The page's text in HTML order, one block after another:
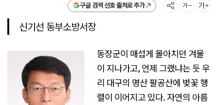
구글 검색 선호 출처로 추가
신기선 동부소방서장
동장군이 매섭게 몰아치던 겨울
이 지나가고, 언제 그랬냐는 듯 우
리 대구의 명산 팔공산에 벚꽃 행
렬이 이어지고 있다. 자연의 아름